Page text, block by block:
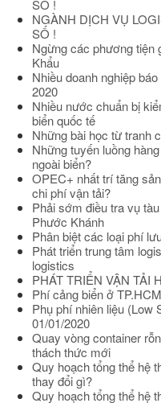
SỐ !
NGÀNH DỊCH VỤ
SỐ !
Ngừng các phương tiện
Khẩu
Nhiều doanh nghiệp
2020
Nhiều nước chuẩn bị
biển quốc tế
Những bài học từ tranh
Những tuyến luồng
ngoài biển?
OPEC+ nhất trí tăng
chi phí vận tải?
Phải sớm điều tra vụ
Phước Khánh
Phân biệt các loại phí
Phát triển trung tâm
logistics
PHÁT TRIỂN VẬN TẢI
Phí cảng biển ở
Phụ phí nhiên liệu (Low
01/01/2020
Quay vòng container
thách thức mới
Quy hoạch tổng thể hệ
thay đổi gì?
Quy hoạch tổng thể hệ